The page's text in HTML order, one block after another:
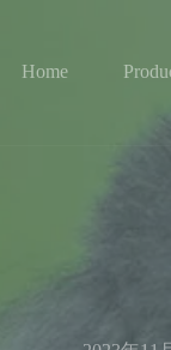
Home